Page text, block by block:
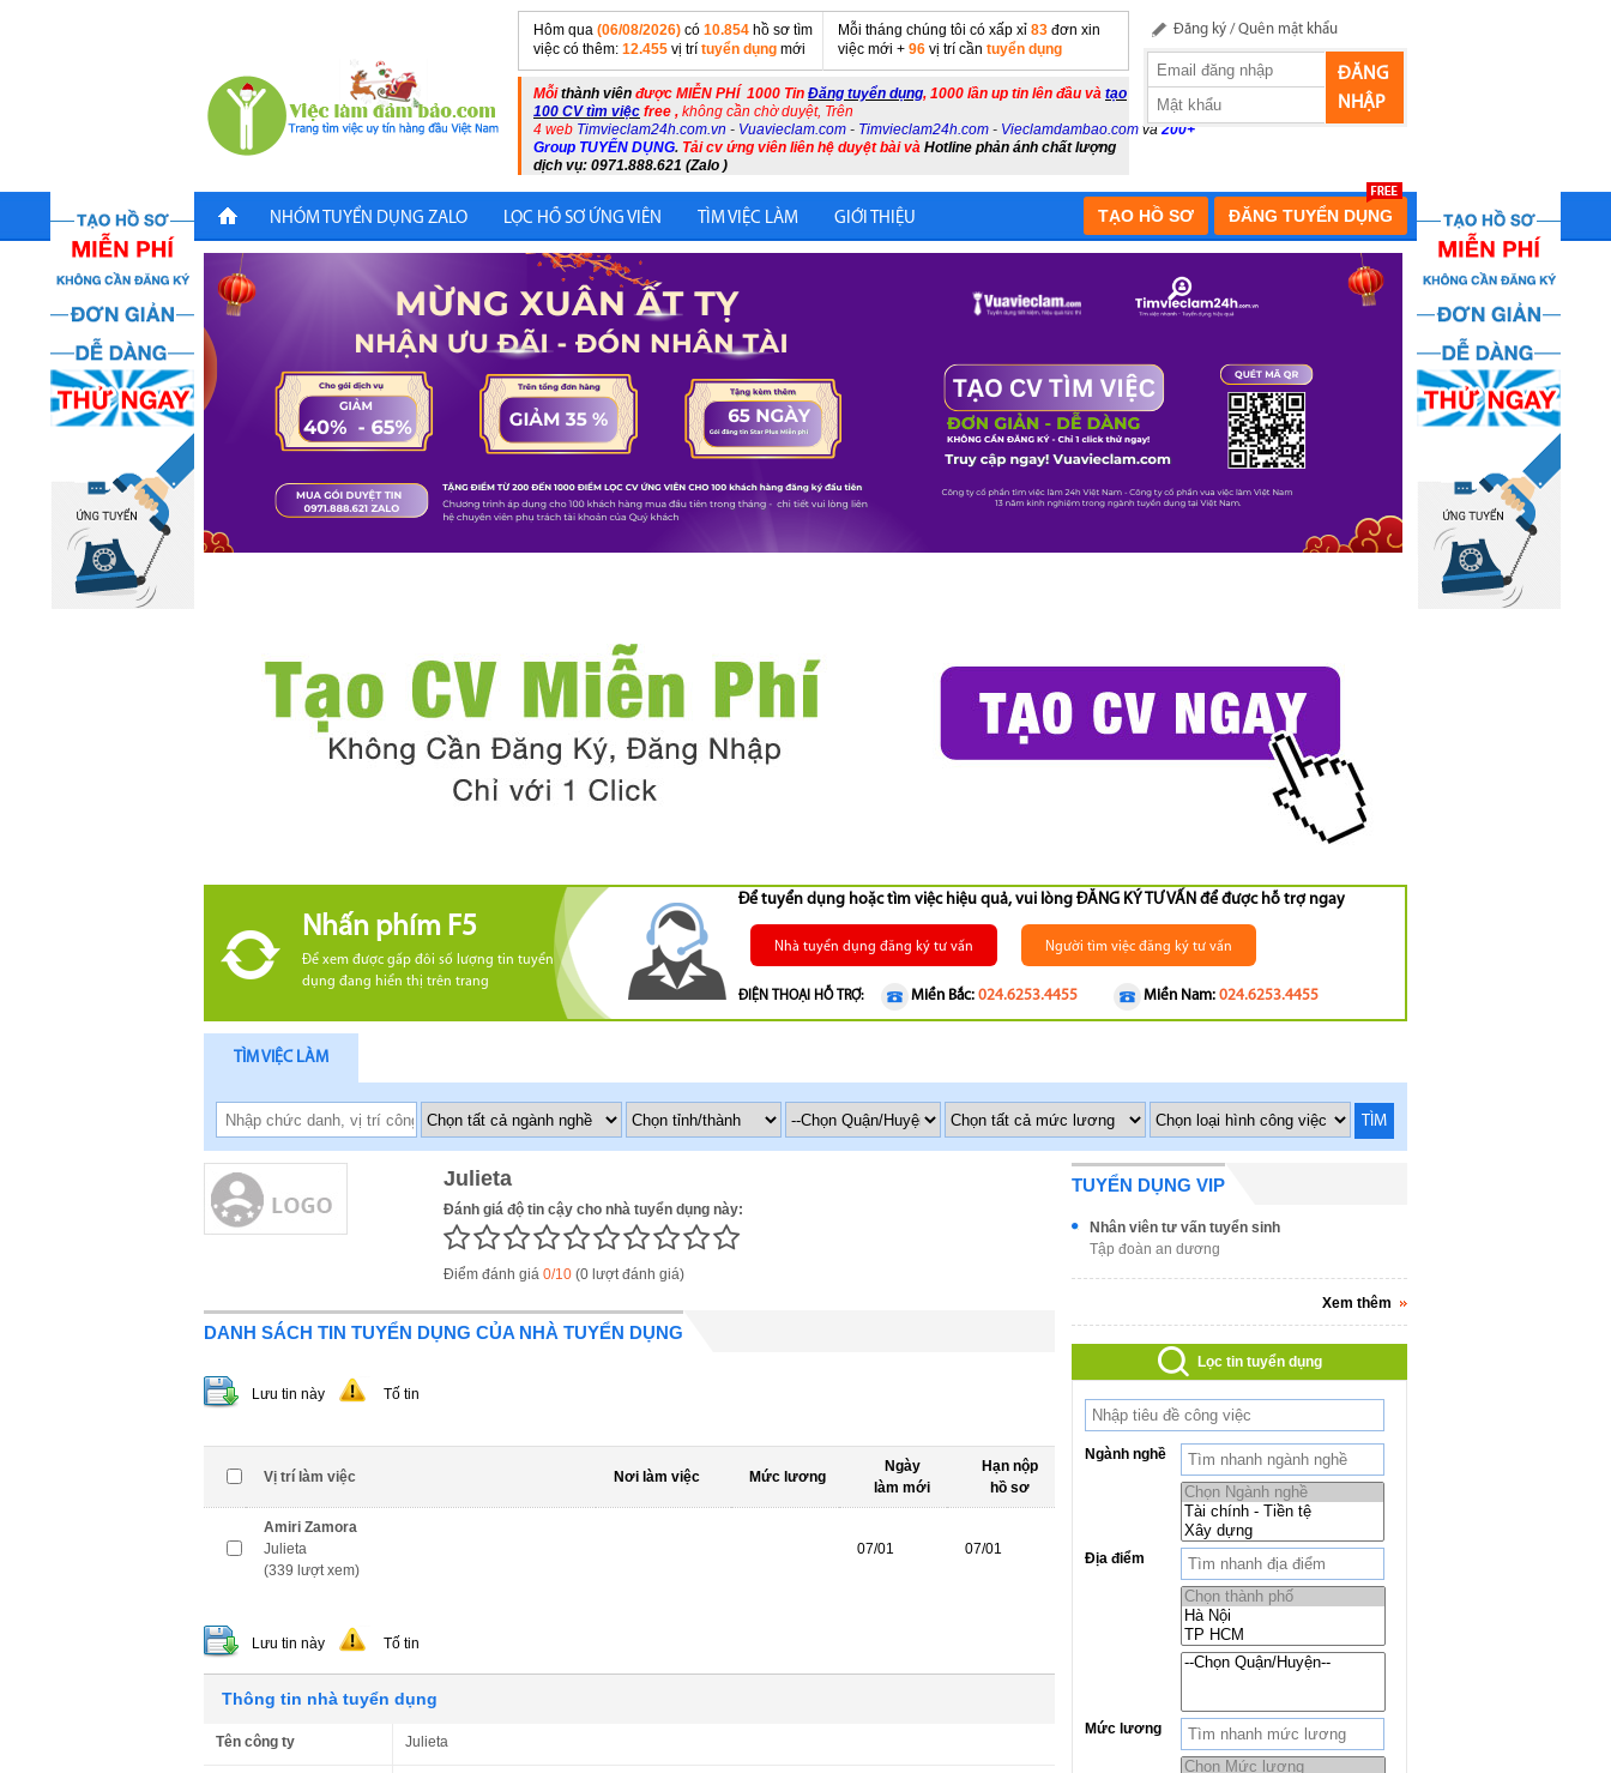
Hôm qua (06/08/2026) có 10.854 hồ sơ tìm
việc có thêm: 12.455 vị trí tuyển dụng mới
Mỗi tháng chúng tôi có xấp xỉ 83 đơn xin
việc mới + 96 vị trí cần tuyển dụng
Mỗithành viên được MIỄN PHÍ 1000 Tin Đăng tuyển dụng, 1000 lần up tin lên đầu và tạo
100 CV tìm việc free , không cần chờ duyệt, Trên
4 web Timvieclam24h.com.vn - Vuavieclam.com - Timvieclam24h.com - Vieclamdambao.com và 200+
Group TUYỂN DỤNG. Tải cv ứng viên liên hệ duyệt bài và Hotline phản ánh chất lượng
dịch vụ: 0971.888.621 (Zalo )
Đăng ký /Quên mật khẩu
ĐĂNG
NHẬP
NHÓM TUYỂN DỤNG ZALO LỌC HỒ SƠ ỨNG VIÊN TÌM VIỆC LÀM GIỚI THIỆU ĐĂNG TUYỂN DỤNG
TẠO HỒ SƠ
Nhấn phím F5
Để xem được gấp đôi số lượng tin tuyển
dụng đang hiển thị trên trang
Để tuyển dụng hoặc tìm việc hiệu quả, vui lòng ĐĂNG KÝ TƯ VẤN để được hỗ trợ ngay
Nhà tuyển dụng đăng ký tư vấn Người tìm việc đăng ký tư vấn
ĐIỆN THOẠI HỖ TRỢ: Miền Nam: 024.6253.4455
Miền Bắc: 024.6253.4455
TÌM VIỆC LÀM
TÌM
Julieta
Đánh giá độ tin cậy cho nhà tuyển dụng này:
Điểm đánh giá 0/10 (0 lượt đánh giá)
DANH SÁCH TIN TUYỂN DỤNG CỦA NHÀ TUYỂN DỤNG
Lưu tin này Tố tin
Vị trí làm việc Nơi làm việc Mức lương
Ngày
làm mới
Hạn nộp
hồ sơ
Amiri Zamora
Julieta
(339 lượt xem)
07/01 07/01
Lưu tin này Tố tin
Thông tin nhà tuyển dụng
Tên công ty Julieta
TUYỂN DỤNG VIP
Nhân viên tư vấn tuyển sinh
Tập đoàn an dương
Xem thêm
Lọc tin tuyển dụng
Ngành nghề
Địa điểm
Mức lương